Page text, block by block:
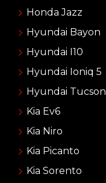
Honda Jazz
Hyundai Bayon
Hyundai I10
Hyundai Ioniq 5
Hyundai Tucson
Kia Ev6
Kia Niro
Kia Picanto
Kia Sorento